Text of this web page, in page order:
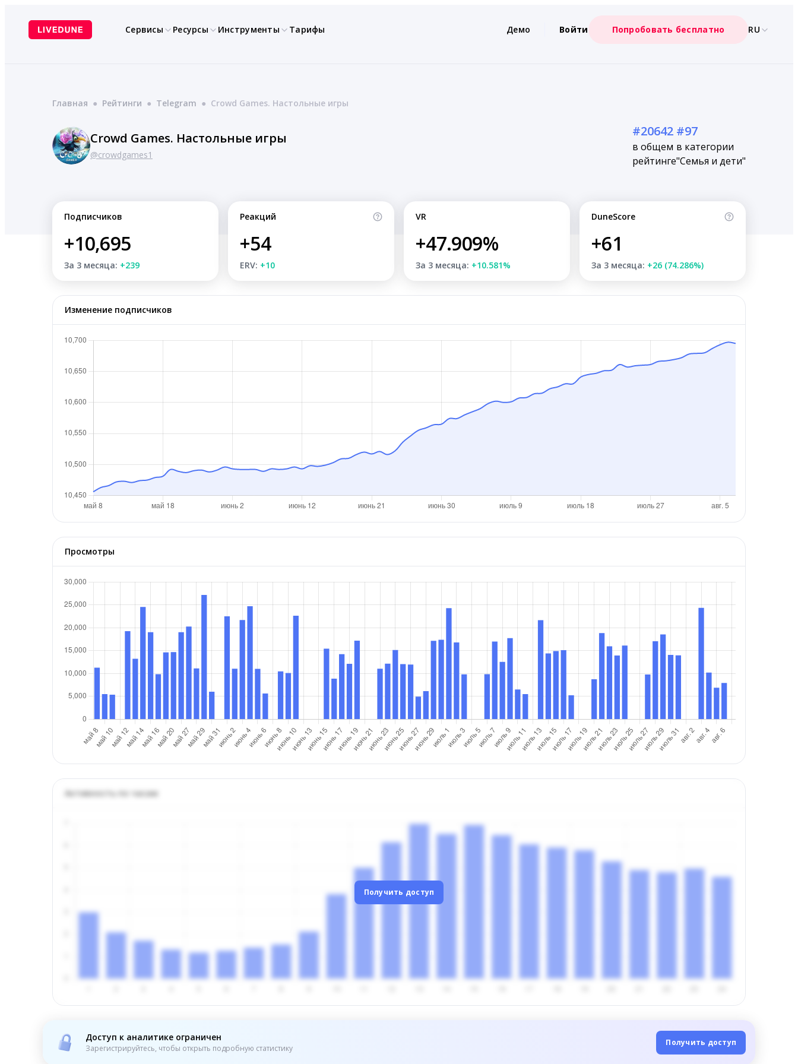
содержимому
Сервисы Ресурсы Инструменты Тарифы Демо Войти Попробовать бесплатно RU
Главная ● Рейтинги ● Telegram ● Crowd Games. Настольные игры
Crowd Games. Настольные игры
@crowdgames1
#20642
в общем
рейтинге
#97
в категории
"Семья и дети"
Подписчиков
+10,695
За 3 месяца: +239
Реакций
+54
ERV: +10
VR
+47.909%
За 3 месяца: +10.581%
DuneScore
+61
За 3 месяца: +26 (74.286%)
Изменение подписчиков
Просмотры
Активность по часам
Получить доступ
Доступ к аналитике ограничен
Зарегистрируйтесь, чтобы открыть подробную статистику
Получить доступ